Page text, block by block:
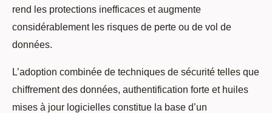
rend les protections inefficaces et augmente
considérablement les risques de perte ou de vol de
données.
L’adoption combinée de techniques de sécurité telles que
chiffrement des données, authentification forte et huiles
mises à jour logicielles constitue la base d’un